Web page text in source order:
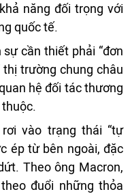
năng đối trọng với
quốc tế.
cần thiết phải “đơn
thị trường chung châu
hệ đối tác thương
vào trạng thái “tự
ép từ bên ngoài, đặc
Theo ông Macron,
đuổi những thỏa